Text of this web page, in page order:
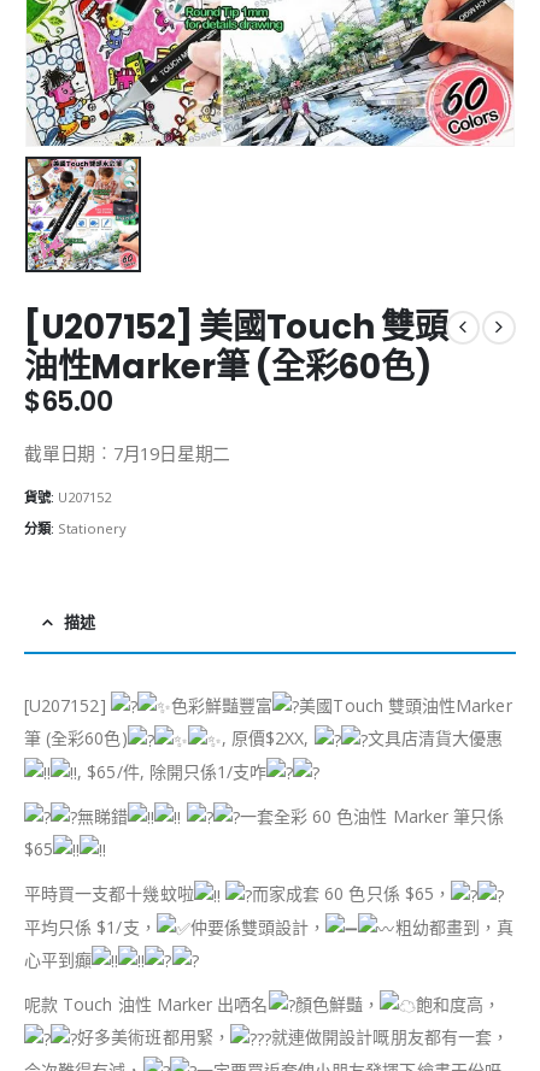
[U207152] 美國Touch 雙頭
油性Marker筆 (全彩60色)
$65.00
截單日期︰7月19日星期二
貨號: U207152
分類: Stationery
描述
[U207152] 色彩鮮豔豐富
美國Touch 雙頭油性Marker
筆 (全彩60色)
, 原價$2XX,
文具店清貨大優惠
, $65/件, 除開只係1/支咋
無睇錯
一套全彩 60 色油性 Marker 筆只係
$65
平時買一支都十幾蚊啦
而家成套 60 色只係 $65，
平均只係 $1/支，
仲要係雙頭設計，
粗幼都畫到，真
心平到癲
呢款 Touch 油性 Marker 出哂名
顏色鮮豔，
飽和度高，
好多美術班都用緊，
就連做開設計嘅朋友都有一套，